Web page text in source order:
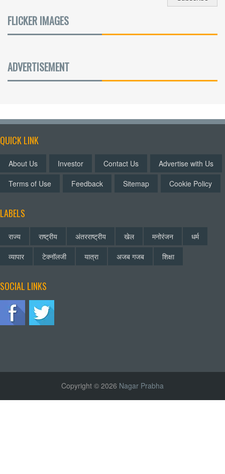
FLICKER IMAGES
ADVERTISEMENT
QUICK LINK
About Us Investor Contact Us
Advertise with Us
Terms of Use
Feedback Sitemap Cookie Policy
LABELS
राज्य राष्ट्रीय अंतरराष्ट्रीय खेल मनोरंजन
धर्म
व्यापार
टेक्नॉलजी यात्रा अजब गजब शिक्षा
SOCIAL LINKS
Copyright © 2026 Nagar Prabha